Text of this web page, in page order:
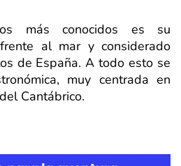
más conocidos es su
al mar y considerado
de España. A todo esto se
muy centrada en
Cantábrico.